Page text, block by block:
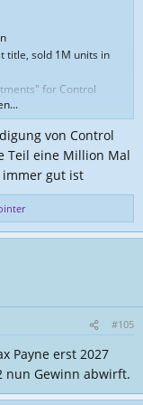
title, sold 1M units in
for Control
2025
- InvestGame.net
202 5 REMEDY
3, 02200 ESPOO,
Plc | Stock exchange
von Control
Teil eine Million Mal
immer gut ist
#105
Payne erst 2027
nun Gewinn abwirft.